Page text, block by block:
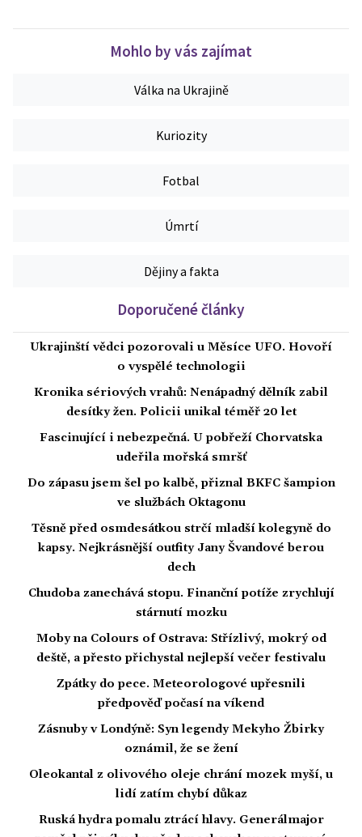
Mohlo by vás zajímat
Válka na Ukrajině
Kuriozity
Fotbal
Úmrtí
Dějiny a fakta
Doporučené články
Ukrajinští vědci pozorovali u Měsíce UFO. Hovoří
o vyspělé technologii
Kronika sériových vrahů: Nenápadný dělník zabil
desítky žen. Policii unikal téměř 20 let
Fascinující i nebezpečná. U pobřeží Chorvatska
udeřila mořská smršť
Do zápasu jsem šel po kalbě, přiznal BKFC šampion
ve službách Oktagonu
Těsně před osmdesátkou strčí mladší kolegyně do
kapsy. Nejkrásnější outfity Jany Švandové berou
dech
Chudoba zanechává stopu. Finanční potíže zrychlují
stárnutí mozku
Moby na Colours of Ostrava: Střízlivý, mokrý od
deště, a přesto přichystal nejlepší večer festivalu
Zpátky do pece. Meteorologové upřesnili
předpověď počasí na víkend
Zásnuby v Londýně: Syn legendy Mekyho Žbirky
oznámil, že se žení
Oleokantal z olivového oleje chrání mozek myší, u
lidí zatím chybí důkaz
Ruská hydra pomalu ztrácí hlavy. Generálmajor